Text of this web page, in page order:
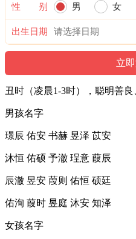
性 别 男 女
出生日期
丑时（凌晨1-3时），聪明善
男孩名字
璟辰 佑安 书赫 昱泽 苡安
沐恒 佑硕 予澈 珵意 葭辰
辰澈 昱安 葭则 佑恒 硕廷
佑洵 葭时 昱庭 沐安 知泽
女孩名字